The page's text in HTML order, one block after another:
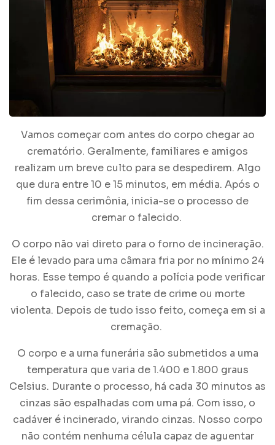
Vamos começar com antes do corpo chegar ao
crematório. Geralmente, familiares e amigos
realizam um breve culto para se despedirem. Algo
que dura entre 10 e 15 minutos, em média. Após o
fim dessa cerimônia, inicia-se o processo de
cremar o falecido.
O corpo não vai direto para o forno de incineração.
Ele é levado para uma câmara fria por no mínimo 24
horas. Esse tempo é quando a polícia pode verificar
o falecido, caso se trate de crime ou morte
violenta. Depois de tudo isso feito, começa em si a
cremação.
O corpo e a urna funerária são submetidos a uma
temperatura que varia de 1.400 e 1.800 graus
Celsius. Durante o processo, há cada 30 minutos as
cinzas são espalhadas com uma pá. Com isso, o
cadáver é incinerado, virando cinzas. Nosso corpo
não contém nenhuma célula capaz de aguentar